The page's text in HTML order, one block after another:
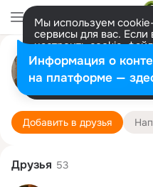
Мы используем
сервисы для вас. Если
настроить cookie-
представитель.
Разрешить все
Дмитрий
Санкт-
263 школа
Добавить в друзья
Друзья 53
Информация о
на платформе —